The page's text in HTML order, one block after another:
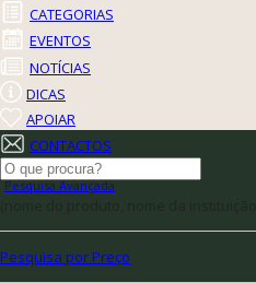
CATEGORIAS
EVENTOS
NOTÍCIAS
DICAS
APOIAR
CONTACTOS
Pesquisa Avançada
Pesquisa por Preço